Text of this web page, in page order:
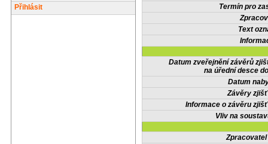
Přihlásit
Termín pro
Text
Datum zveřejnění závěrů
na úřední desce
Datum
Závěry
Informace o závěru
Vliv na